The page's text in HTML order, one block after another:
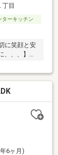
目
ターキッチン
に笑顔と安
、、、】お
6ヶ月)